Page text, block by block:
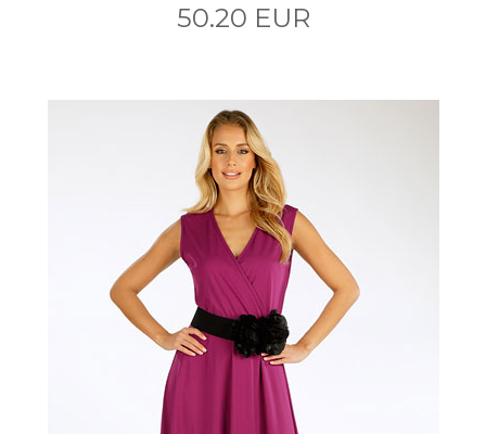
50.20 EUR